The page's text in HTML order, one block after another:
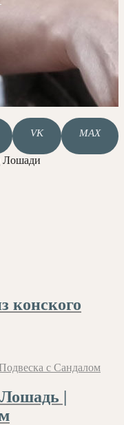
VK MAX
Лошади
конского
|